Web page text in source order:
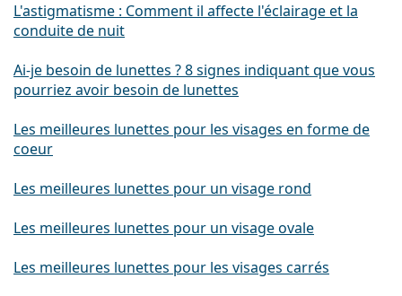
L'astigmatisme : Comment il affecte l'éclairage et la
conduite de nuit
Ai-je besoin de lunettes ? 8 signes indiquant que vous
pourriez avoir besoin de lunettes
Les meilleures lunettes pour les visages en forme de
coeur
Les meilleures lunettes pour un visage rond
Les meilleures lunettes pour un visage ovale
Les meilleures lunettes pour les visages carrés